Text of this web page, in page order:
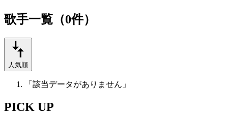
歌手一覧（0件）
人気順
「該当データがありません」
PICK UP